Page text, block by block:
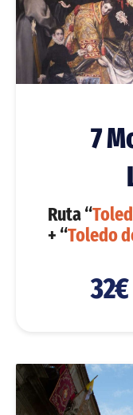
7
Ruta “
+ “Toledo